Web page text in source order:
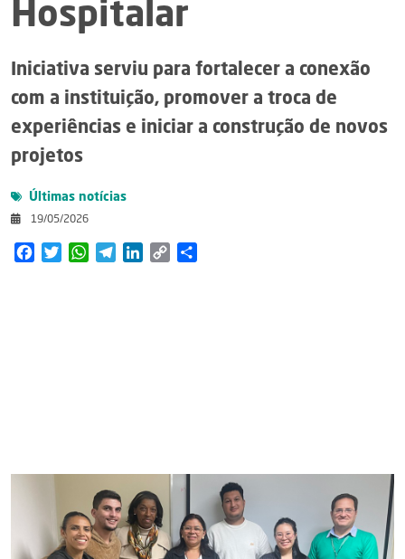
Hospitalar
Iniciativa serviu para fortalecer a conexão
com a instituição, promover a troca de
experiências e iniciar a construção de novos
projetos
Últimas notícias
19/05/2026
FacebookTwitterWhatsAppTelegramLinkedIn
Copy